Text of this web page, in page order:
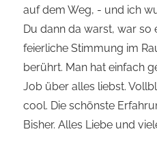
auf dem Weg, - und ich
Du dann da warst, war so
feierliche Stimmung im
berührt. Man hat einfach
Job über alles liebst.
cool. Die schönste
Bisher. Alles Liebe und